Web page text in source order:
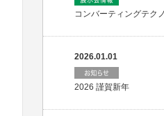
コンバーティングテク
2026.01.01
2026 謹賀新年